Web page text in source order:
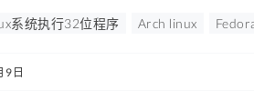
系统执行32位程序 Arch linux
9日